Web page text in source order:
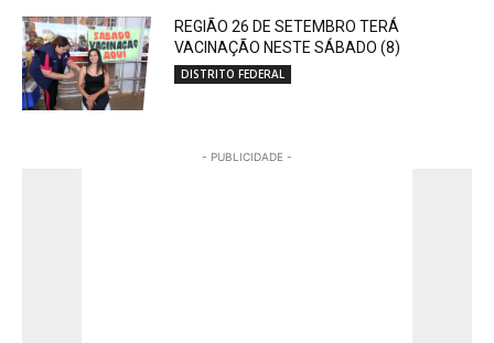
REGIÃO 26 DE SETEMBRO TERÁ
VACINAÇÃO NESTE SÁBADO (8)
DISTRITO FEDERAL
- PUBLICIDADE -